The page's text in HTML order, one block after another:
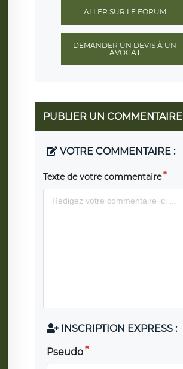
ALLER SUR LE FORUM
DEMANDER UN DEVIS À UN
AVOCAT
PUBLIER UN COMMENTAIRE
VOTRE COMMENTAIRE :
Texte de votre commentaire
INSCRIPTION EXPRESS :
Pseudo